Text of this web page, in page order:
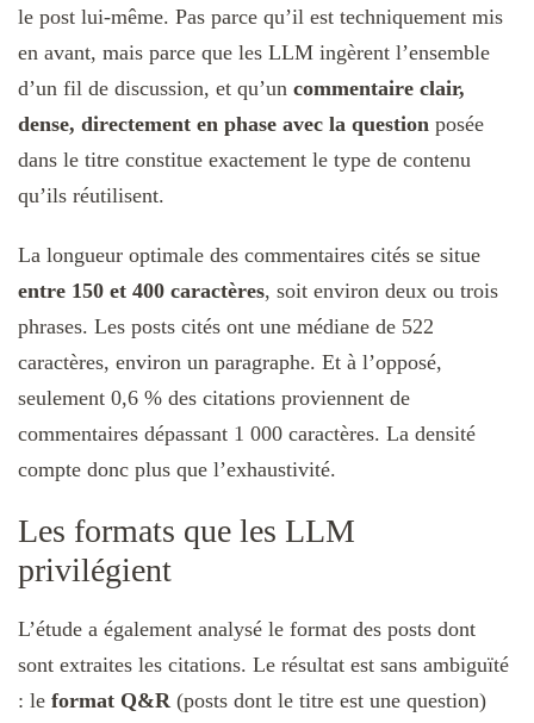
le post lui-même. Pas parce qu’il est techniquement mis
en avant, mais parce que les LLM ingèrent l’ensemble
d’un fil de discussion, et qu’un commentaire clair,
dense, directement en phase avec la question posée
dans le titre constitue exactement le type de contenu
qu’ils réutilisent.
La longueur optimale des commentaires cités se situe
entre 150 et 400 caractères, soit environ deux ou trois
phrases. Les posts cités ont une médiane de 522
caractères, environ un paragraphe. Et à l’opposé,
seulement 0,6 % des citations proviennent de
commentaires dépassant 1 000 caractères. La densité
compte donc plus que l’exhaustivité.
Les formats que les LLM
privilégient
L’étude a également analysé le format des posts dont
sont extraites les citations. Le résultat est sans ambiguïté
: le format Q&R (posts dont le titre est une question)